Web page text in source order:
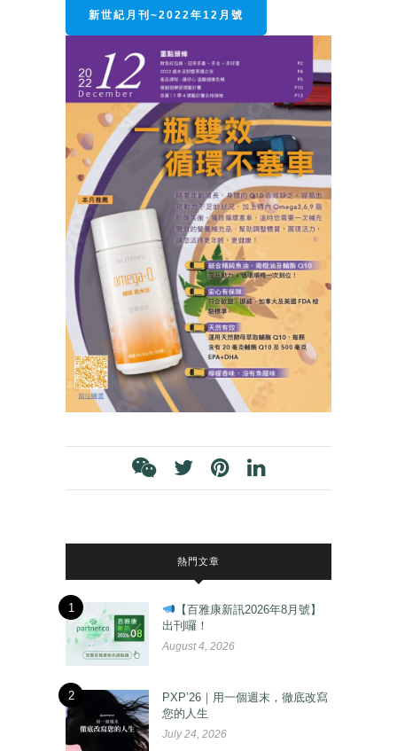
新世紀月刊~2022年12月號
熱門文章
1
【百雅康新訊2026年8月號】
出刊囉！
August 4, 2026
2
PXP’26｜用一個週末，徹底改寫
您的人生
July 24, 2026